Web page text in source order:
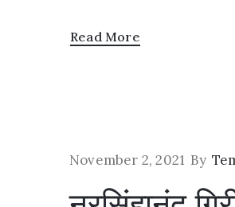
Read More
November 2, 2021 By